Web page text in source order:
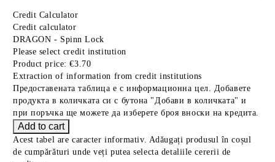
Credit Calculator
Credit calculator
DRAGON - Spinn Lock
Please select credit institution
Product price: €3.70
Extraction of information from credit institutions
Предоставената таблица е с информационна цел. Добавете
продукта в количката си с бутона "Добави в количката" и
при поръчка ще можете да изберете броя вноски на кредита.
Acest tabel are caracter informativ. Adăugați produsul în coșul
de cumpărături unde veți putea selecta detaliile cererii de